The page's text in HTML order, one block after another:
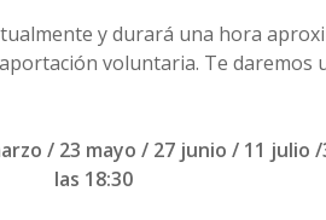
y durará una hora
voluntaria. Te daremos
/ 23 mayo / 27 junio / 11 julio
las 18:30